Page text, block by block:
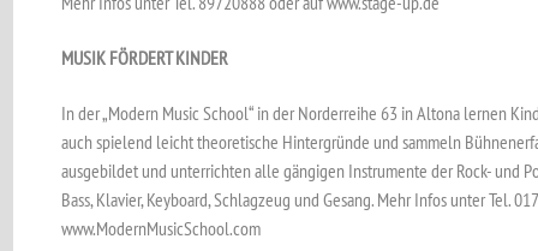
MUSIK FÖRDERT KINDER
In der „Modern Music School“ in der Norderreihe 63 in Altona lernen
auch spielend leicht theoretische Hintergründe und sammeln
ausgebildet und unterrichten alle gängigen Instrumente der Rock- und
Bass, Klavier, Keyboard, Schlagzeug und Gesang. Mehr Infos unter Tel.
www.ModernMusicSchool.com